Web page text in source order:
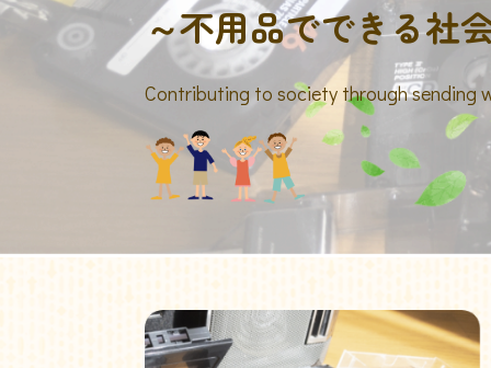
～不用品でできる社
Contributing to society through sending